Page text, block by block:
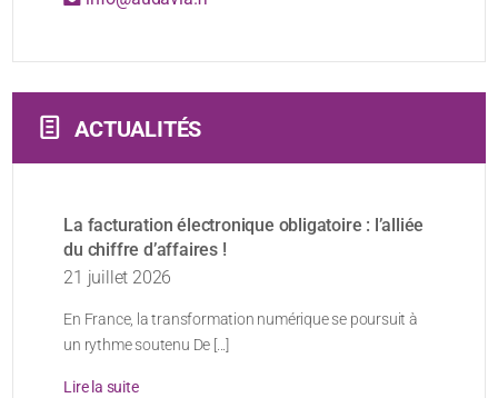
ACTUALITÉS
La facturation électronique obligatoire : l’alliée
du chiffre d’affaires !
21 juillet 2026
En France, la transformation numérique se poursuit à
un rythme soutenu De [...]
Lire la suite